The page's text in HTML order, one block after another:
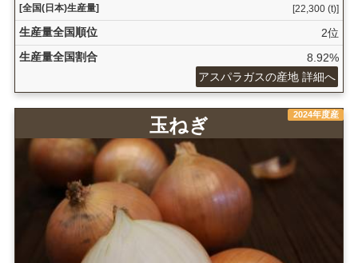
[全国(日本)生産量] [22,300 (t)]
生産量全国順位
2位
生産量全国割合
8.92%
アスパラガスの産地 詳細へ
2024年度産
玉ねぎ